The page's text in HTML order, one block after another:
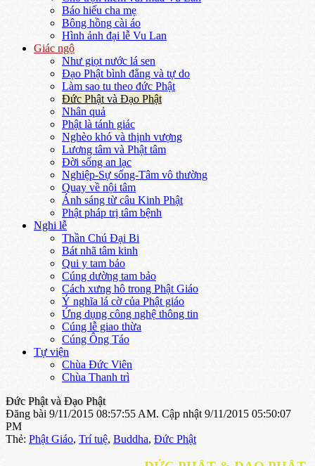
Báo hiếu cha mẹ
Bông hồng cài áo
Hình ảnh đại lễ Vu Lan
Giác ngộ
Như giọt nước lá sen
Đạo Phật bình đẳng và tự do
Làm sao tu theo đức Phật
Đức Phật và Đạo Phật
Nhân quả
Phật là tánh giác
Nghèo khó và thịnh vượng
Lương tâm và Phật tâm
Đời sống an lạc
Nghiệp-Sự sống-Tâm vô thường
Quay về nội tâm
Ánh sáng từ câu Kinh Phật
Phật pháp trị tâm bệnh
Nghi lễ
Thần Chú Đại Bi
Bát nhã tâm kinh
Qui y tam bảo
Cúng dường tam bảo
Cách xưng hô trong Phật Giáo
Ý nghĩa lá cờ của Phật giáo
Ứng dụng công nghệ thông tin
Cúng lễ giao thừa
Cúng Ông Táo
Tự viện
Chùa Đức Viên
Chùa Thanh trì
Đức Phật và Đạo Phật
Đăng bài 9/11/2015 08:57:55 AM. Cập nhật 9/11/2015 05:50:07
PM
Thẻ: Phật Giáo, Trí tuệ, Buddha, Ðức Phật